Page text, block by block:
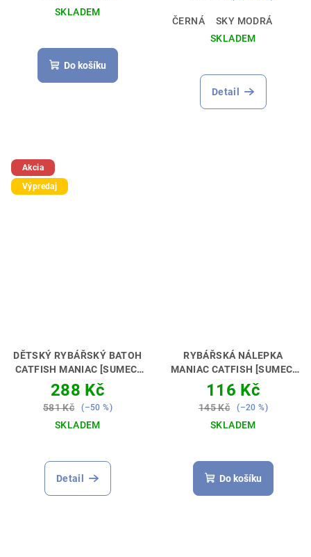
SKLADEM
Do košíku
ČERNÁ
SKY MODRÁ
SKLADEM
hodnocení
produktu
Detail
Akcia
Výpredaj
DĚTSKÝ RYBÁŘSKÝ BATOH
CATFISH MANIAC [SUMEC]
PERFEKTNÍ DÁREK PRO
MALÉHO SUMCAŘE🎁💝
288 Kč
581 Kč (–50 %)
SKLADEM
Detail
RYBÁŘSKÁ NÁLEPKA
MANIAC CATFISH [SUMEC]
AŤ MÁŠ DOKONALÉ AUTO 🚗
🎣
116 Kč
145 Kč (–20 %)
SKLADEM
hodnocení
produktu
Do košíku